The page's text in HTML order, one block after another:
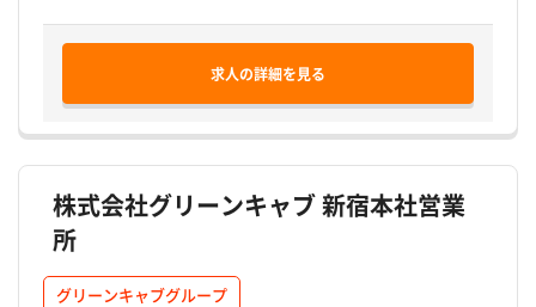
求人の詳細を見る
株式会社グリーンキャブ 新宿本社営業
所
グリーンキャブグループ